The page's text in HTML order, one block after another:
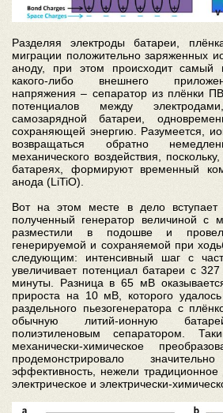
Разделяя электроды батареи,
миграции положительно заряженных
аноду, при этом происходит самый
какого-либо внешнего
напряжения – сепаратор из плёнки
потенциалов между
самозарядной батареи,
сохраняющей энергию. Разумеется,
возвращаться обратно
механического воздействия,
батареях, формируют временный
анода (LiTiO).
Вот на этом месте в дело вступает
полученный генератор величиной с
разместили в подошве и
генерируемой и сохраняемой при
следующим: интенсивный шаг с
увеличивает потенциал батареи с
минуты. Разница в 65 мВ
прироста на 10 мВ, которого
раздельного пьезогенератора с
обычную литий-ионную
полиэтиленовым сепаратором.
механически-химическое
продемонстрировало
эффективность, нежели традиционное
электрическое и электрически-